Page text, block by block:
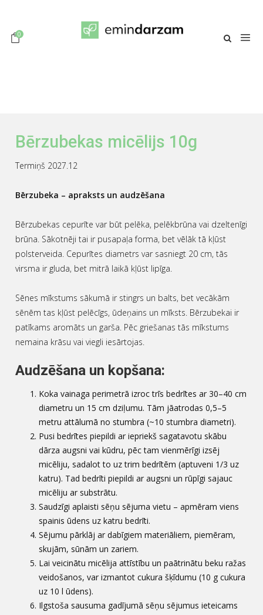
0
Bērzubekas micēlijs 10g
Termiņš 2027.12
Bērzubeka – apraksts un audzēšana
Bērzubekas cepurīte var būt pelēka, pelēkbrūna vai dzeltenīgi
brūna. Sākotnēji tai ir pusapaļa forma, bet vēlāk tā kļūst
polsterveida. Cepurītes diametrs var sasniegt 20 cm, tās
virsma ir gluda, bet mitrā laikā kļūst lipīga.
Sēnes mīkstums sākumā ir stingrs un balts, bet vecākām
sēnēm tas kļūst pelēcīgs, ūdeņains un mīksts. Bērzubekai ir
patīkams aromāts un garša. Pēc griešanas tās mīkstums
nemaina krāsu vai viegli iesārtojas.
Audzēšana un kopšana:
Koka vainaga perimetrā izroc trīs bedrītes ar 30–40 cm
diametru un 15 cm dziļumu. Tām jāatrodas 0,5–5
metru attālumā no stumbra (~10 stumbra diametri).
Pusi bedrītes piepildi ar iepriekš sagatavotu skābu
dārza augsni vai kūdru, pēc tam vienmērīgi izsēj
micēliju, sadalot to uz trim bedrītēm (aptuveni 1/3 uz
katru). Tad bedrīti piepildi ar augsni un rūpīgi sajauc
micēliju ar substrātu.
Saudzīgi aplaisti sēņu sējuma vietu – apmēram viens
spainis ūdens uz katru bedrīti.
Sējumu pārklāj ar dabīgiem materiāliem, piemēram,
skujām, sūnām un zariem.
Lai veicinātu micēlija attīstību un paātrinātu beku ražas
veidošanos, var izmantot cukura šķīdumu (10 g cukura
uz 10 l ūdens).
Ilgstoša sausuma gadījumā sēņu sējumus ieteicams